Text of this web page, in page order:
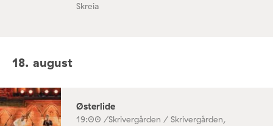
Skreia
18. august
Østerlide
19:00 /Skrivergården / Skrivergården,